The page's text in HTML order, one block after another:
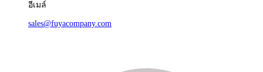
อีเมล์
sales@fuyacompany.com